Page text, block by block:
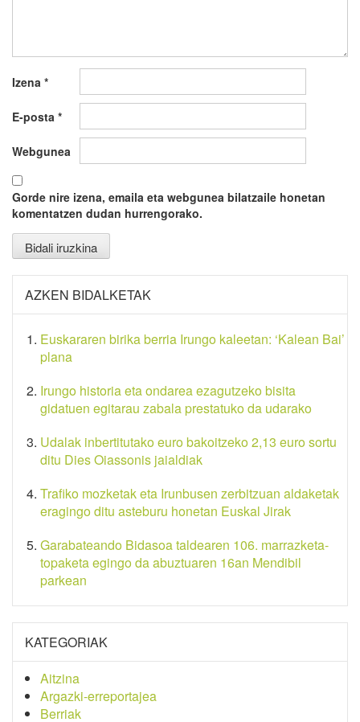
Izena *
E-posta *
Webgunea
Gorde nire izena, emaila eta webgunea bilatzaile honetan
komentatzen dudan hurrengorako.
AZKEN BIDALKETAK
Euskararen birika berria Irungo kaleetan: ‘Kalean Bai’
plana
Irungo historia eta ondarea ezagutzeko bisita
gidatuen egitarau zabala prestatuko da udarako
Udalak inbertitutako euro bakoitzeko 2,13 euro sortu
ditu Dies Oiassonis jaialdiak
Trafiko mozketak eta Irunbusen zerbitzuan aldaketak
eragingo ditu asteburu honetan Euskal Jirak
Garabateando Bidasoa taldearen 106. marrazketa-
topaketa egingo da abuztuaren 16an Mendibil
parkean
KATEGORIAK
Aitzina
Argazki-erreportajea
Berriak